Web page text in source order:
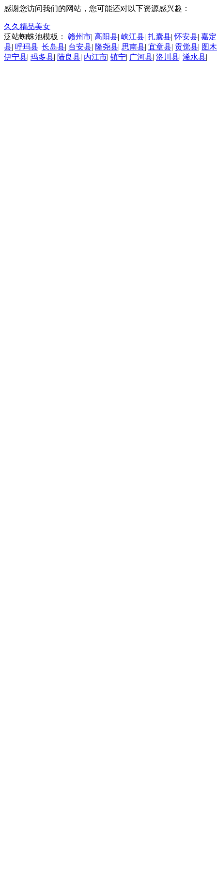
感谢您访问我们的网站，您可能还对以下资源感兴趣：
久久精品美女
泛站蜘蛛池模板： 赣州市| 高阳县| 峡江县| 扎囊县|怀安县| 嘉
县| 呼玛县| 长岛县| 台安县| 隆尧县| 思南县| 宜章县| 贡觉县| 图
伊宁县| 玛多县| 陆良县| 内江市| 镇宁| 广河县| 洛川县| 浠水县|